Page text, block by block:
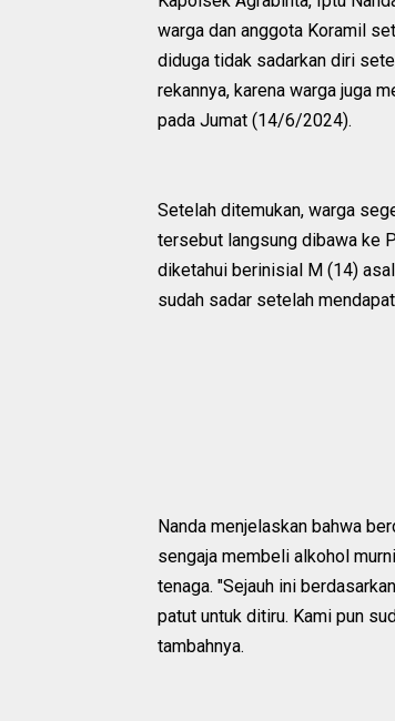
warga dan anggota Koramil
diduga tidak sadarkan diri
rekannya, karena warga juga
pada Jumat (14/6/2024).
Setelah ditemukan, warga
tersebut langsung dibawa ke
diketahui berinisial M (14)
sudah sadar setelah
Nanda menjelaskan bahwa
sengaja membeli alkohol
tenaga. "Sejauh ini
patut untuk ditiru. Kami pun
tambahnya.